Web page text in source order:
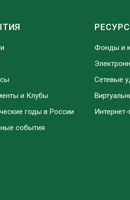
и Клубы
годы в России
события
Фонды и
Сетевые